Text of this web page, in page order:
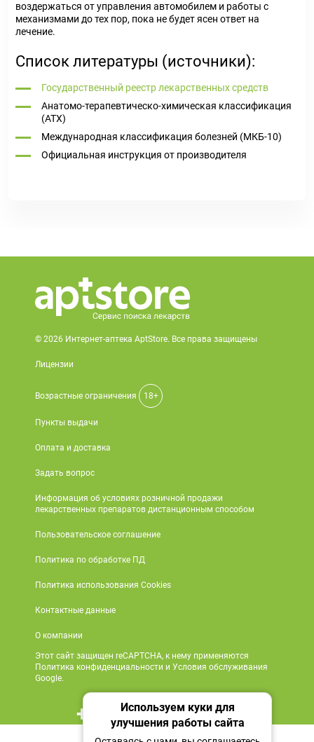
воздержаться от управления автомобилем и работы с
механизмами до тех пор, пока не будет ясен ответ на
лечение.
Список литературы (источники):
Государственный реестр лекарственных средств
Анатомо-терапевтическо-химическая классификация
(ATX)
Международная классификация болезней (МКБ-10)
Официальная инструкция от производителя
© 2026 Интернет-аптека AptStore. Все права защищены
Лицензии
Возрастные ограничения 18+
Пункты выдачи
Оплата и доставка
Задать вопрос
Информация об условиях розничной продажи
лекарственных препаратов дистанционным способом
Пользовательское соглашение
Политика по обработке ПД
Политика использования Cookies
Контактные данные
О компании
Этот сайт защищен reCAPTCHA, к нему применяются
Политика конфиденциальности и Условия обслуживания
Google.
+7 495 419 18 18
Мы в социальных сетях
Используем куки для
улучшения работы сайта